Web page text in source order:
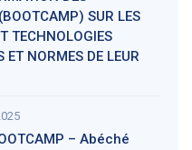
SUR LES
TECHNOLOGIES
ET NORMES DE LEUR
– Abéché